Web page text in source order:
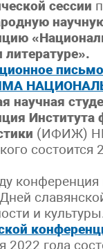
сессии
литературе».
письмо
научная
Института
(ИФИЖ)
состоится
конференция
и
2022 года